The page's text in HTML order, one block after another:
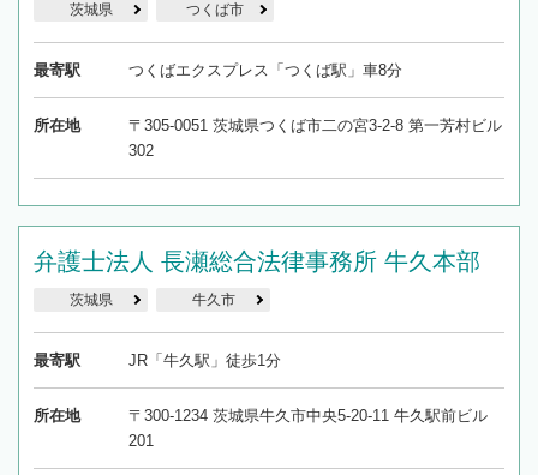
茨城県 つくば市
最寄駅 つくばエクスプレス「つくば駅」車8分
所在地
〒305-0051 茨城県つくば市二の宮3-2-8 第一芳村ビル
302
弁護士法人 長瀬総合法律事務所 牛久本部
茨城県 牛久市
最寄駅 JR「牛久駅」徒歩1分
所在地
〒300-1234 茨城県牛久市中央5-20-11 牛久駅前ビル
201